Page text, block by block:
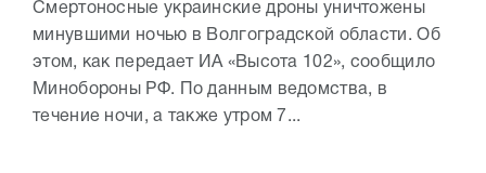
Смертоносные украинские дроны уничтожены
минувшими ночью в Волгоградской области. Об
этом, как передает ИА «Высота 102», сообщило
Минобороны РФ. По данным ведомства, в
течение ночи, а также утром 7...